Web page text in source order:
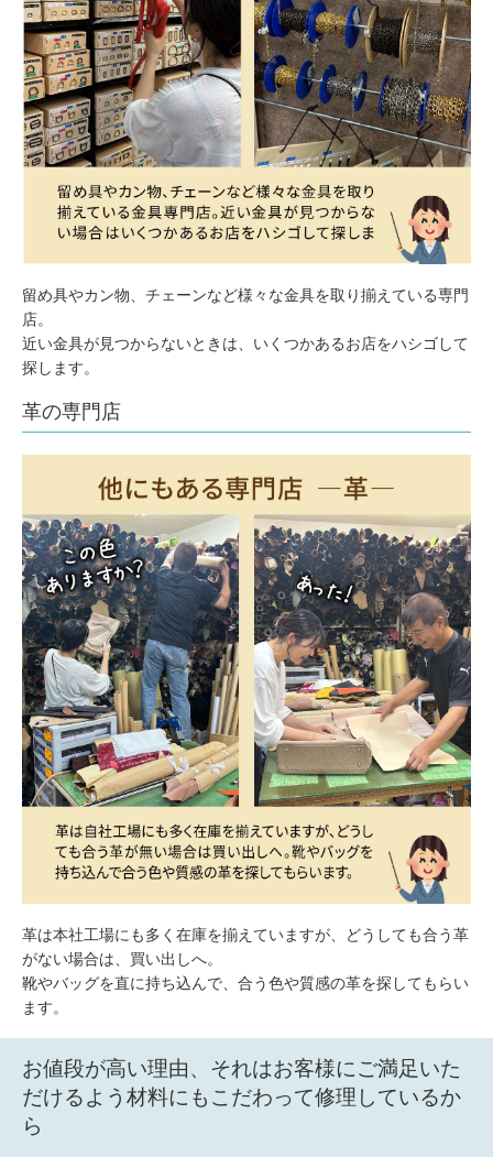
留め具やカン物、チェーンなど様々な金具を取り揃えている専門
店。
近い金具が見つからないときは、いくつかあるお店をハシゴして
探します。
革の専門店
革は本社工場にも多く在庫を揃えていますが、どうしても合う革
がない場合は、買い出しへ。
靴やバッグを直に持ち込んで、合う色や質感の革を探してもらい
ます。
お値段が高い理由、それはお客様にご満足いた
だけるよう材料にもこだわって修理しているか
ら